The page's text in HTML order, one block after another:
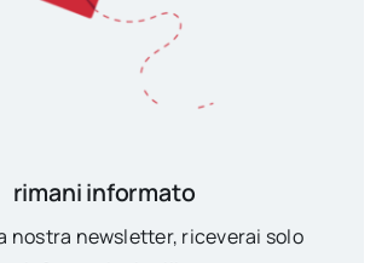
rimani informato
nostra newsletter, riceverai solo